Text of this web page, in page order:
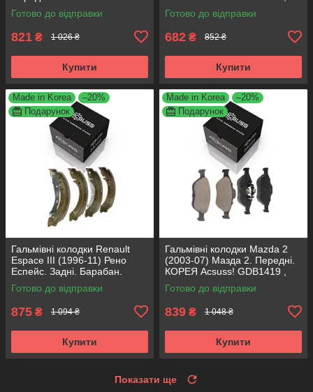
GDB371 , TAR579 , TAR276
Готово до відправки
821 ₴ 1 026 ₴
Купити
FDB222
Готово до відправки
682 ₴ 852 ₴
Купити
Made in Korea
–20%
Подарунок
Гальмівні колодки Renault
Espace III (1996-11) Рено
Еспейс. Задні. Барабан.
КОРЕЯ Acsuss! GS8635 ,
FSB567
Готово до відправки
875 ₴ 1 094 ₴
Купити
Made in Korea
–20%
Подарунок
Гальмівні колодки Mazda 2
(2003-07) Мазда 2. Передні.
КОРЕЯ Acsuss! GDB1419 ,
FDB1394
Готово до відправки
839 ₴ 1 048 ₴
Купити
Показати ще